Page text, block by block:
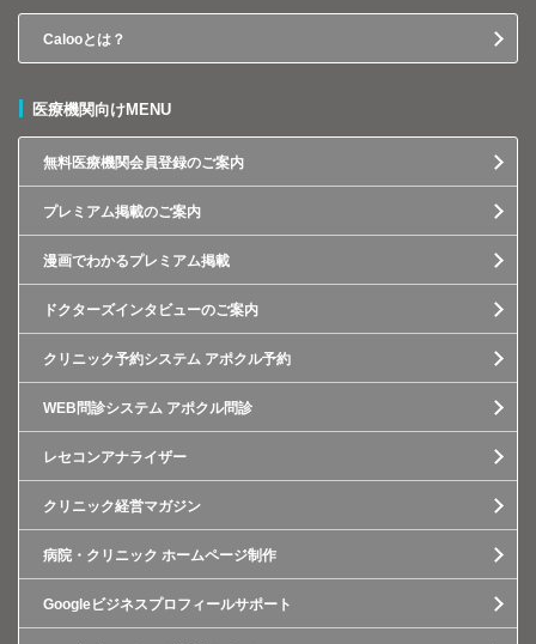
Calooとは？
医療機関向けMENU
無料医療機関会員登録のご案内
プレミアム掲載のご案内
漫画でわかるプレミアム掲載
ドクターズインタビューのご案内
クリニック予約システム アポクル予約
WEB問診システム アポクル問診
レセコンアナライザー
クリニック経営マガジン
病院・クリニック ホームページ制作
Googleビジネスプロフィールサポート